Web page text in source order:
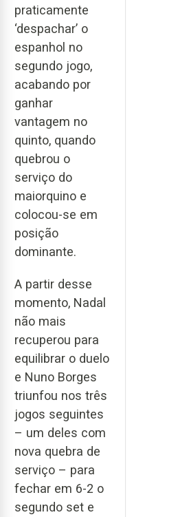
praticamente
‘despachar’ o
espanhol no
segundo jogo,
acabando por
ganhar
vantagem no
quinto, quando
quebrou o
serviço do
maiorquino e
colocou-se em
posição
dominante.
A partir desse
momento, Nadal
não mais
recuperou para
equilibrar o duelo
e Nuno Borges
triunfou nos três
jogos seguintes
– um deles com
nova quebra de
serviço – para
fechar em 6-2 o
segundo set e